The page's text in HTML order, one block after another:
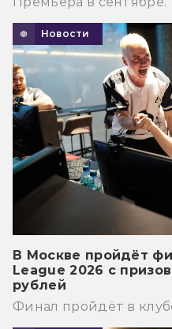
Новости
В Москве пройдёт
League 2026 с
рублей
Финал пройдёт в